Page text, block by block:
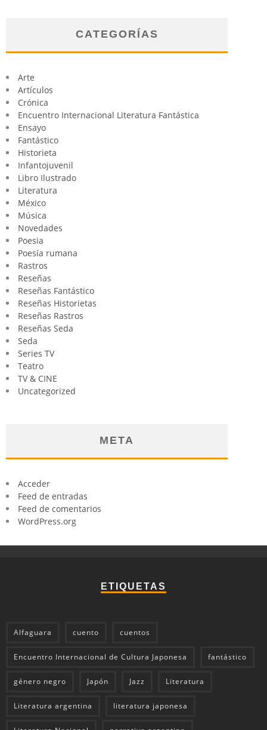
CATEGORÍAS
Arte
Artículos
Crónica
Encuentro Internacional Literatura Fantástica
Ensayo
Fantástico
Historieta
Infantojuvenil
Libro Ilustrado
Literatura
México
Música
Novedades
Poesia
Poesía rumana
Rastros
Reseñas
Reseñas Fantástico
Reseñas Historietas
Reseñas Rastros
Reseñas Seda
Seda
Series TV
Teatro
TV & CINE
Uncategorized
META
Acceder
Feed de entradas
Feed de comentarios
WordPress.org
ETIQUETAS
Alfaguara cuento cuentos
Encuentro Internacional de Cultura Japonesa fantástico
género negro Japón Jazz Literatura
Literatura argentina literatura japonesa